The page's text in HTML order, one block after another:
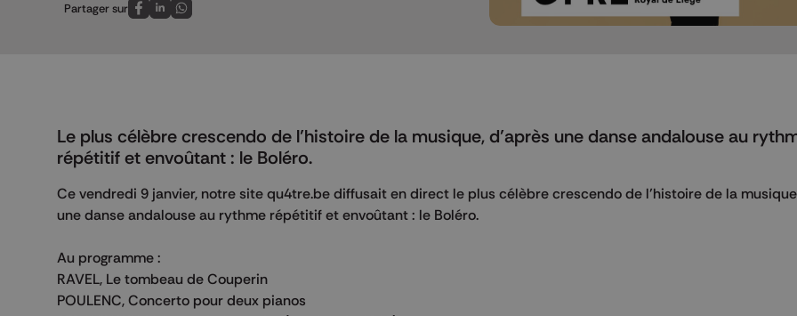
Partager sur
Partagez sur FaceBook
Partagez sur LinkedIn
Partagez sur Whatsapp
Le plus célèbre crescendo de l’histoire de la musique, d’après une danse andalouse au
répétitif et envoûtant : le Boléro.
Ce vendredi 9 janvier, notre site qu4tre.be diffusait en direct le plus célèbre crescendo de l’histoire de la
une danse andalouse au rythme répétitif et envoûtant : le Boléro.
Au programme :
RAVEL, Le tombeau de Couperin
POULENC, Concerto pour deux pianos